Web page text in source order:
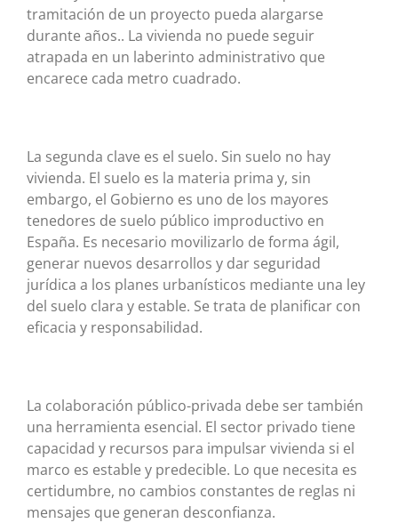
tramitación de un proyecto pueda alargarse
durante años.. La vivienda no puede seguir
atrapada en un laberinto administrativo que
encarece cada metro cuadrado.
La segunda clave es el suelo. Sin suelo no hay
vivienda. El suelo es la materia prima y, sin
embargo, el Gobierno es uno de los mayores
tenedores de suelo público improductivo en
España. Es necesario movilizarlo de forma ágil,
generar nuevos desarrollos y dar seguridad
jurídica a los planes urbanísticos mediante una ley
del suelo clara y estable. Se trata de planificar con
eficacia y responsabilidad.
La colaboración público-privada debe ser también
una herramienta esencial. El sector privado tiene
capacidad y recursos para impulsar vivienda si el
marco es estable y predecible. Lo que necesita es
certidumbre, no cambios constantes de reglas ni
mensajes que generan desconfianza.